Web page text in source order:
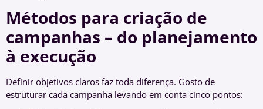
Métodos para criação de
campanhas – do planejamento
à execução
Definir objetivos claros faz toda diferença. Gosto de
estruturar cada campanha levando em conta cinco pontos: